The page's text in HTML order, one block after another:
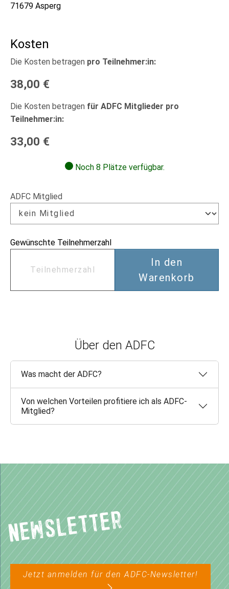
71679 Asperg
Kosten
Die Kosten betragen pro Teilnehmer:in:
38,00 €
Die Kosten betragen für ADFC Mitglieder pro
Teilnehmer:in:
33,00 €
Noch 8 Plätze verfügbar.
ADFC Mitglied
Gewünschte Teilnehmerzahl
In den
Warenkorb
Über den ADFC
Was macht der ADFC?
Von welchen Vorteilen profitiere ich als ADFC-
Mitglied?
Newsletter
Jetzt anmelden für den ADFC-Newsletter!